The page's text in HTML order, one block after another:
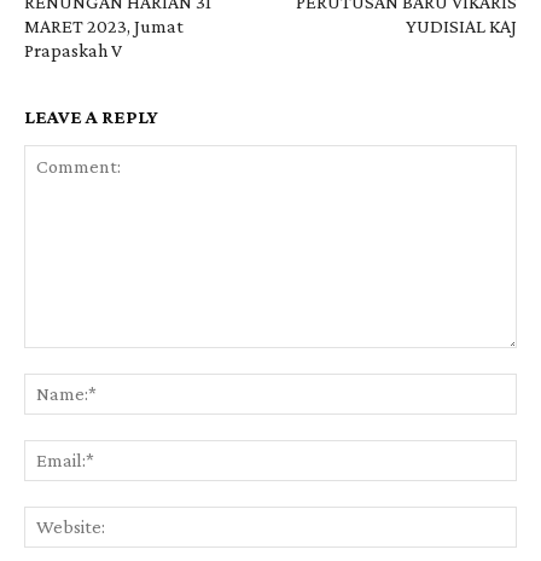
MARET 2023, Jumat
Prapaskah V
YUDISIAL KAJ
LEAVE A REPLY